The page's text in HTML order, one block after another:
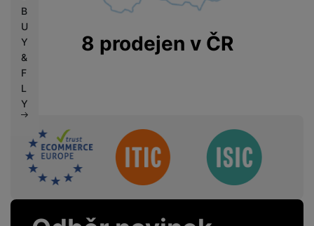
B
U
Y
&
F
L
Y
8 prodejen v ČR
Sdružení